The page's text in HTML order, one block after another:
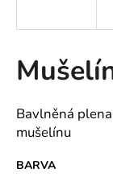
Bavlněná
mušelínu
BARVA
í
t
?